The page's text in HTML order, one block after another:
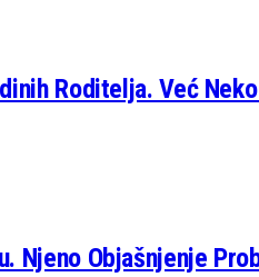
Roditelja. Već
Njeno Objašnjenje